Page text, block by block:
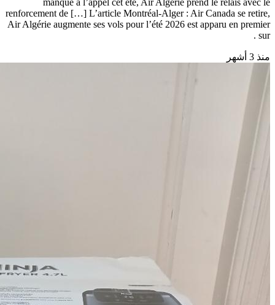
manque à l’appel cet été, Air Algérie prend le relais avec le
renforcement de […] L’article Montréal-Alger : Air Canada se retire,
Air Algérie augmente ses vols pour l’été 2026 est apparu en premier
sur .
منذ 3 أشهر